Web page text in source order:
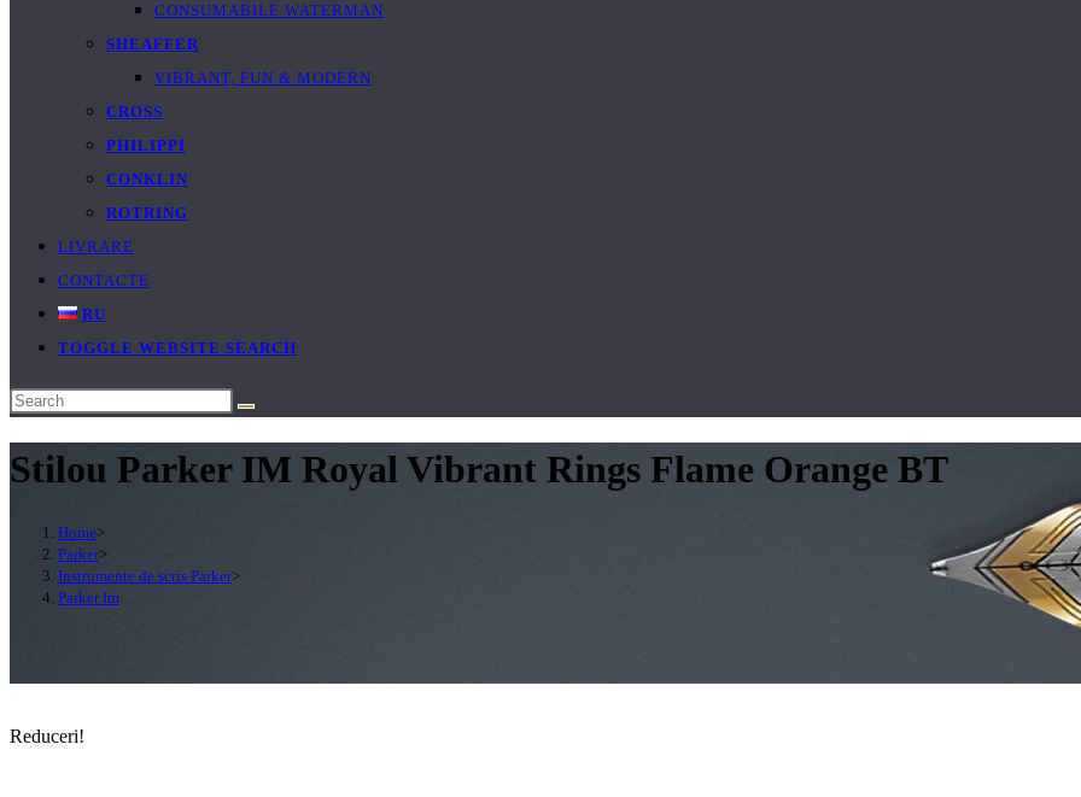
CONSUMABILE WATERMAN
SHEAFFER
VIBRANT, FUN & MODERN
CROSS
PHILIPPI
CONKLIN
ROTRING
LIVRARE
CONTACTE
RU
TOGGLE WEBSITE SEARCH
Stilou Parker IM Royal Vibrant Rings Flame Orange BT
Home>
Parker>
Instrumente de scris Parker>
Parker Im
Reduceri!